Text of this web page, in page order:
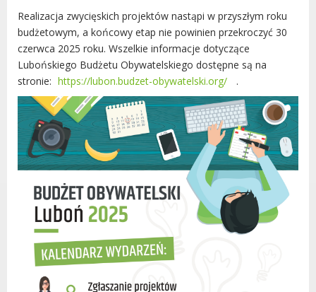
PTTK
Urząd Skarbowy
Państwowe Gospodarstwo Wodne
Wody Polskie
KONTAKT
Dane adresowe, wydziały i sprawy
Realizacja zwycięskich projektów nastąpi w przyszłym roku
budżetowym, a końcowy etap nie powinien przekroczyć 30
czerwca 2025 roku. Wszelkie informacje dotyczące
Lubońskiego Budżetu Obywatelskiego dostępne są na
stronie: https://lubon.budzet-obywatelski.org/ .